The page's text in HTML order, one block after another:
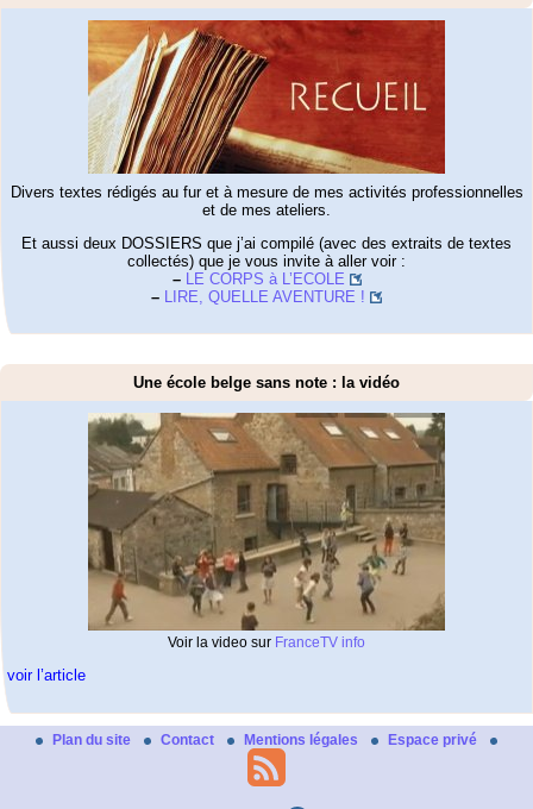
Divers textes rédigés au fur et à mesure de mes activités professionnelles
et de mes ateliers.
Et aussi deux DOSSIERS que j’ai compilé (avec des extraits de textes
collectés) que je vous invite à aller voir :
– LE CORPS à L’ECOLE
– LIRE, QUELLE AVENTURE !
Une école belge sans note : la vidéo
Voir la video sur FranceTV info
voir l’article
Plan du site Contact Mentions légales Espace privé